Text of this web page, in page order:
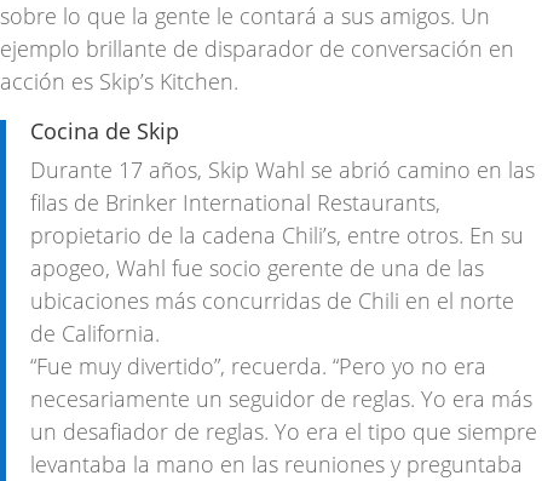
sobre lo que la gente le contará a sus amigos. Un
ejemplo brillante de disparador de conversación en
acción es Skip’s Kitchen.
Cocina de Skip
Durante 17 años, Skip Wahl se abrió camino en las
filas de Brinker International Restaurants,
propietario de la cadena Chili’s, entre otros. En su
apogeo, Wahl fue socio gerente de una de las
ubicaciones más concurridas de Chili en el norte
de California.
“Fue muy divertido”, recuerda. “Pero yo no era
necesariamente un seguidor de reglas. Yo era más
un desafiador de reglas. Yo era el tipo que siempre
levantaba la mano en las reuniones y preguntaba